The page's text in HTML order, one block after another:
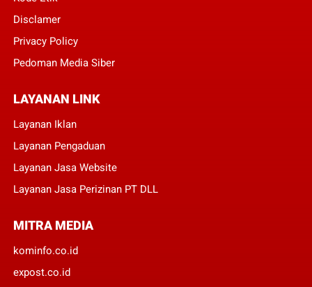
Disclamer
Privacy Policy
Pedoman Media Siber
LAYANAN LINK
Layanan Iklan
Layanan Pengaduan
Layanan Jasa Website
Layanan Jasa Perizinan PT DLL
MITRA MEDIA
kominfo.co.id
expost.co.id